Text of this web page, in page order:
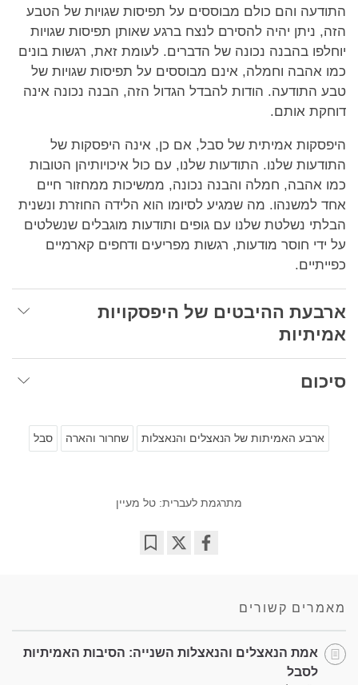
התודעה והם כולם מבוססים על תפיסות שגויות של הטבע
הזה, ניתן יהיה להסירם לנצח ברגע שאותן תפיסות שגויות
יוחלפו בהבנה נכונה של הדברים. לעומת זאת, רגשות בונים
כמו אהבה וחמלה, אינם מבוססים על תפיסות שגויות של
טבע התודעה. הודות להבדל הגדול הזה, הבנה נכונה אינה
דוחקת אותם.
היפסקות אמיתית של סבל, אם כן, אינה היפסקות של
התודעות שלנו. התודעות שלנו, עם כול איכויותיהן הטובות
כמו אהבה, חמלה והבנה נכונה, ממשיכות ממחזור חיים
אחד למשנהו. מה שמגיע לסיומו הוא הלידה החוזרת ונשנית
הבלתי נשלטת שלנו עם גופים ותודעות מוגבלים שנשלטים
על ידי חוסר מודעות, רגשות מפריעים ודחפים קארמיים
כפייתיים.
ארבעת ההיבטים של היפסקויות
אמיתיות
סיכום
ארבע האמיתות של הנאצלים והנאצלות שחרור והארה סבל
מתרגמת לעברית: טל מעיין
מאמרים קשורים
אמת הנאצלים והנאצלות השנייה: הסיבות האמיתיות
לסבל